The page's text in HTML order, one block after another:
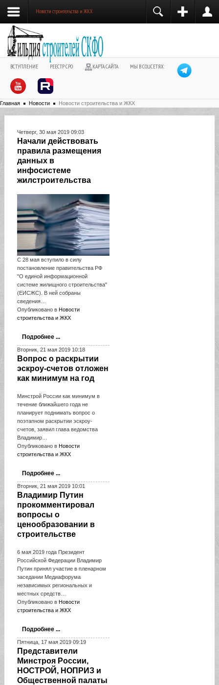
Новости строительства и ЖКХ
ВСТУПЛЕНИЕ РЕЕСТР СРО КАРТА САЙТА МЫ В СОЦСЕТЯХ:
Главная Новости Новости строительства и ЖКХ
Четверг, 30 мая 2019 09:03
Начали действовать
правила размещения
данных в
инфосистеме
жилстроительства
С 28 мая вступило в силу
постановление правительства РФ
"О единой информационной
системе жилищного строительства"
(ЕИСЖС). В ней собраны
сведения…
Опубликовано в Новости
строительства и ЖКХ
Подробнее ...
Вторник, 21 мая 2019 10:18
Вопрос о раскрытии
эскроу-счетов отложен
как минимум на год
Минстрой России как минимум в
течение ближайшего года не
планирует поднимать вопрос о
поэтапном раскрытии эскроу-
счетов, заявил глава ведомства
Владимир…
Опубликовано в Новости
строительства и ЖКХ
Подробнее ...
Вторник, 21 мая 2019 10:01
Владимир Путин
прокомментировал
вопросы о
ценообразовании в
строительстве
6 мая 2019 года Президент
Российской Федерации Владимир
Путин принял участие в пленарном
заседании Медиафорума
независимых региональных и
местных средств…
Опубликовано в Новости
строительства и ЖКХ
Подробнее ...
Пятница, 17 мая 2019 09:19
Представители
Минстроя России,
НОСТРОЙ, НОПРИЗ и
Общественной палаты